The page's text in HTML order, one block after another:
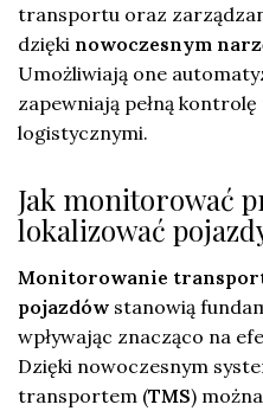
transportu oraz
dzięki nowoczesnym
Umożliwiają one
zapewniają pełną
logistycznymi.
Jak monitorować
lokalizować
Monitorowanie
pojazdów stanowią
wpływając znacząco na
Dzięki nowoczesnym
transportem (TMS)